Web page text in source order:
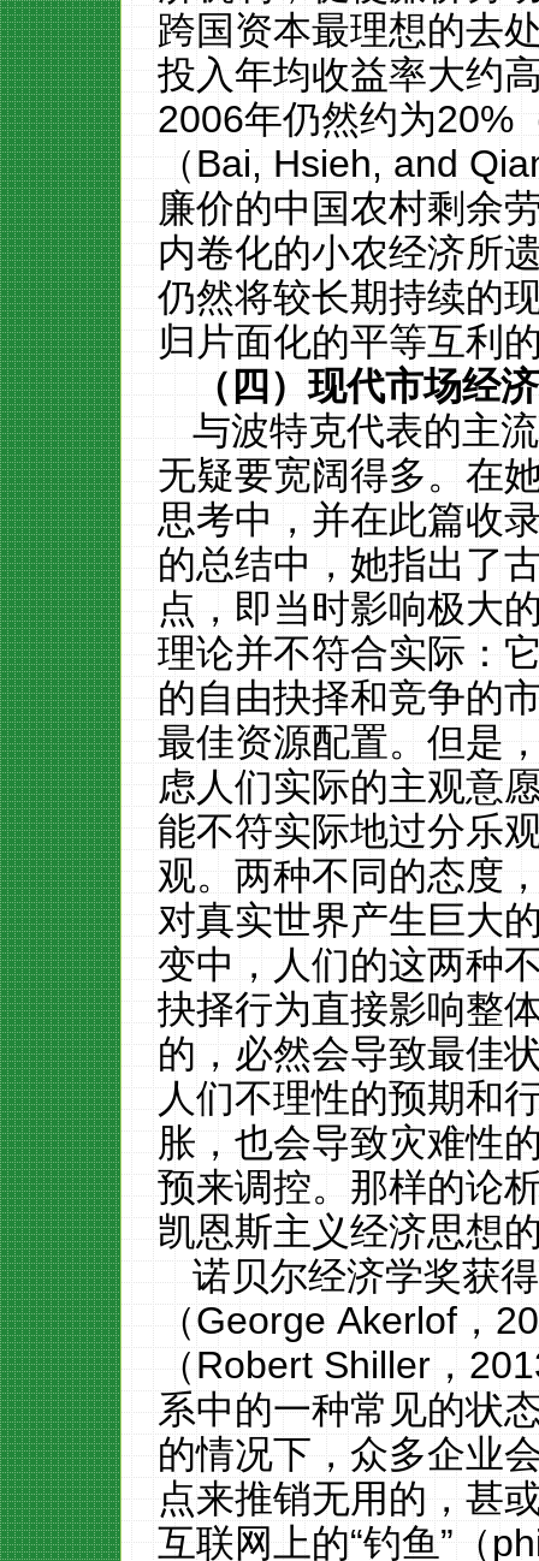
跨国资本最理想的去
投入年均收益率大约
2006年仍然约为20%
（Bai, Hsieh, and
廉价的中国农村剩余
内卷化的小农经济所
仍然将较长期持续的
归片面化的平等互利
（四）现代市场经
与波特克代表的主
无疑要宽阔得多。在
思考中，并在此篇收
的总结中，她指出了
点，即当时影响极大
理论并不符合实际：
的自由抉择和竞争的
最佳资源配置。但是
虑人们实际的主观意
能不符实际地过分乐
观。两种不同的态度
对真实世界产生巨大
变中，人们的这两种
抉择行为直接影响整
的，必然会导致最佳
人们不理性的预期和
胀，也会导致灾难性
预来调控。那样的论
凯恩斯主义经济思想
诺贝尔经济学奖获
（George Akerlof，
（Robert Shiller，2
系中的一种常见的状
的情况下，众多企业
点来推销无用的，甚
互联网上的“钓鱼”（p